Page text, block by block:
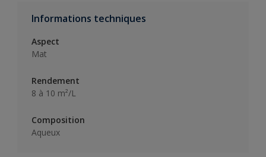
Informations techniques
Aspect
Mat
Rendement
8 à 10 m²/L
Composition
Aqueux